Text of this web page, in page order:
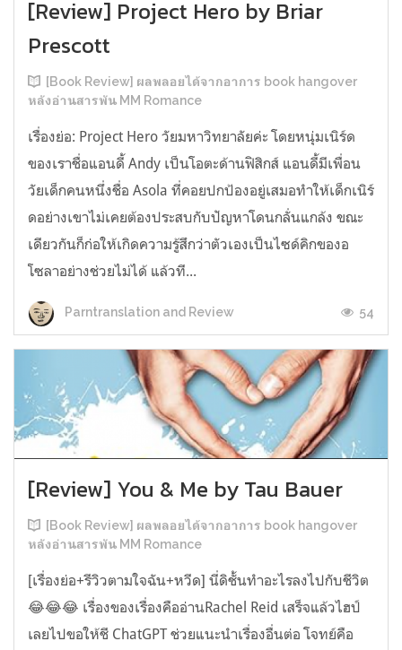
[Review] Project Hero by Briar
Prescott
[Book Review] ผลพลอยได้จากอาการ book hangover
หลังอ่านสารพัน MM Romance
เรื่องย่อ: Project Hero วัยมหาวิทยาลัยค่ะ โดยหนุ่มเนิร์ด
ของเราชื่อแอนดี้ Andy เป็นโอตะด้านฟิสิกส์ แอนดี้มีเพื่อน
วัยเด็กคนหนึ่งชื่อ Asola ที่คอยปกป้องอยู่เสมอทำให้เด็กเนิร์
ดอย่างเขาไม่เคยต้องประสบกับปัญหาโดนกลั่นแกล้ง ขณะ
เดียวกันก็ก่อให้เกิดความรู้สึกว่าตัวเองเป็นไซด์คิกของอ
โซลาอย่างช่วยไม่ได้ แล้วที...
Parntranslation and Review 54
[Review] You & Me by Tau Bauer
[Book Review] ผลพลอยได้จากอาการ book hangover
หลังอ่านสารพัน MM Romance
[เรื่องย่อ+รีวิวตามใจฉัน+หวีด] นี่ดิชั้นทำอะไรลงไปกับชีวิต
😂😂😂 เรื่องของเรื่องคืออ่านRachel Reid เสร็จแล้วไฮป์
เลยไปขอให้ชี ChatGPT ช่วยแนะนำเรื่องอื่นต่อ โจทย์คือ